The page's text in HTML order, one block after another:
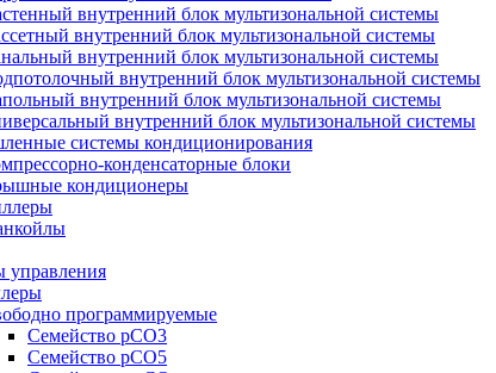
внутренний блок мультизональной системы
внутренний блок мультизональной системы
внутренний блок мультизональной системы
внутренний блок мультизональной системы
внутренний блок мультизональной системы
внутренний блок мультизональной системы
системы кондиционирования
конденсаторные блоки
кондиционеры
управления
программируемые
Семейство pCO3
Семейство pCO5